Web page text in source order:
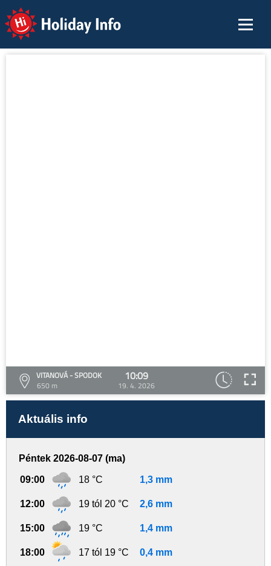
Holiday Info
VITANOVÁ - SPODOK
650 m
10:09
19. 4. 2026
Aktuális info
Péntek 2026-08-07 (ma)
09:00 18 °C 1,3 mm
12:00 19 tól 20 °C 2,6 mm
15:00 19 °C 1,4 mm
18:00 17 tól 19 °C 0,4 mm